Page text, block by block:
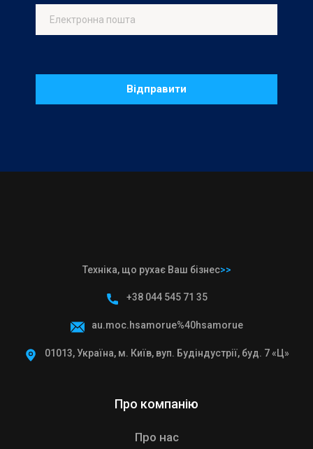
Відправити
Техніка, що рухає Ваш бізнес>>
+38 044 545 71 35
au.moc.hsamorue%40hsamorue
01013, Україна, м. Київ, вуп. Будіндустрії, буд. 7 «Ц»
Про компанію
Про нас